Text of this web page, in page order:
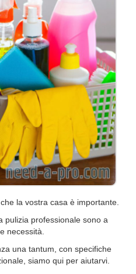
la vostra casa è importante.
pulizia professionale sono a
necessità.
una tantum, con specifiche
siamo qui per aiutarvi.